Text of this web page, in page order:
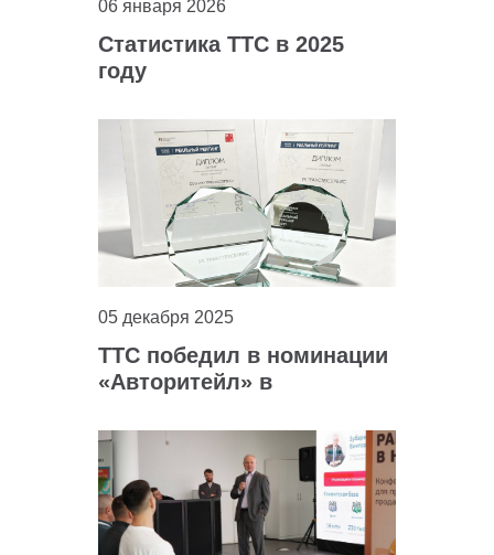
06 января 2026
Статистика ТТС в 2025
году
05 декабря 2025
ТТС победил в номинации
«Авторитейл» в